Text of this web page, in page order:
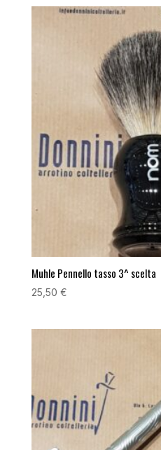
Muhle Pennello tasso 3^ scelta
25,50 €